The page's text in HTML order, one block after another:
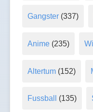
Gangster(337)
Anime(235)
Altertum(152)
Fussball (135)